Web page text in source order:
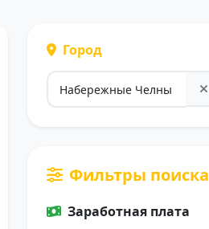
Город
Фильтры поиска
Заработная плата